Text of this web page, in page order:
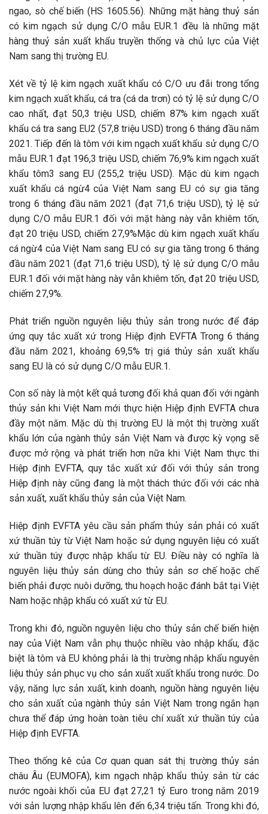
ngao, sò chế biến (HS 1605.56). Những mặt hàng thuỷ sản
có kim ngạch sử dụng C/O mẫu EUR.1 đều là những mặt
hàng thuỷ sản xuất khẩu truyền thống và chủ lực của Việt
Nam sang thị trường EU.
Xét về tỷ lệ kim ngạch xuất khẩu có C/O ưu đãi trong tổng
kim ngạch xuất khẩu, cá tra (cá da trơn) có tỷ lệ sử dụng C/O
cao nhất, đạt 50,3 triệu USD, chiếm 87% kim ngạch xuất
khẩu cá tra sang EU2 (57,8 triệu USD) trong 6 tháng đầu năm
2021. Tiếp đến là tôm với kim ngạch xuất khẩu sử dụng C/O
mẫu EUR.1 đạt 196,3 triệu USD, chiếm 76,9% kim ngạch xuất
khẩu tôm3 sang EU (255,2 triệu USD). Mặc dù kim ngạch
xuất khẩu cá ngừ4 của Việt Nam sang EU có sự gia tăng
trong 6 tháng đầu năm 2021 (đạt 71,6 triệu USD), tỷ lệ sử
dụng C/O mẫu EUR.1 đối với mặt hàng này vẫn khiêm tốn,
đạt 20 triệu USD, chiếm 27,9%Mặc dù kim ngạch xuất khẩu
cá ngừ4 của Việt Nam sang EU có sự gia tăng trong 6 tháng
đầu năm 2021 (đạt 71,6 triệu USD), tỷ lệ sử dụng C/O mẫu
EUR.1 đối với mặt hàng này vẫn khiêm tốn, đạt 20 triệu USD,
chiếm 27,9%.
Phát triển nguồn nguyên liệu thủy sản trong nước để đáp
ứng quy tắc xuất xứ trong Hiệp định EVFTA Trong 6 tháng
đầu năm 2021, khoảng 69,5% trị giá thủy sản xuất khẩu
sang EU là có sử dụng C/O mẫu EUR.1.
Con số này là một kết quả tương đối khả quan đối với ngành
thủy sản khi Việt Nam mới thực hiện Hiệp định EVFTA chưa
đầy một năm. Mặc dù thị trường EU là một thị trường xuất
khẩu lớn của ngành thủy sản Việt Nam và được kỳ vọng sẽ
được mở rộng và phát triển hơn nữa khi Việt Nam thực thi
Hiệp định EVFTA, quy tắc xuất xứ đối với thủy sản trong
Hiệp định này cũng đang là một thách thức đối với các nhà
sản xuất, xuất khẩu thủy sản của Việt Nam.
Hiệp định EVFTA yêu cầu sản phẩm thủy sản phải có xuất
xứ thuần túy từ Việt Nam hoặc sử dụng nguyên liệu có xuất
xứ thuần túy được nhập khẩu từ EU. Điều này có nghĩa là
nguyên liệu thủy sản dùng cho thủy sản sơ chế hoặc chế
biến phải được nuôi dưỡng, thu hoạch hoặc đánh bắt tại Việt
Nam hoặc nhập khẩu có xuất xứ từ EU.
Trong khi đó, nguồn nguyên liệu cho thủy sản chế biến hiện
nay của Việt Nam vẫn phụ thuộc nhiều vào nhập khẩu, đặc
biệt là tôm và EU không phải là thị trường nhập khẩu nguyên
liệu thủy sản phục vụ cho sản xuất xuất khẩu trong nước. Do
vậy, năng lực sản xuất, kinh doanh, nguồn hàng nguyên liệu
cho sản xuất của ngành thủy sản Việt Nam trong ngắn hạn
chưa thể đáp ứng hoàn toàn tiêu chí xuất xứ thuần túy của
Hiệp định EVFTA.
Theo thống kê của Cơ quan quan sát thị trường thủy sản
châu Âu (EUMOFA), kim ngạch nhập khẩu thủy sản từ các
nước ngoài khối của EU đạt 27,21 tỷ Euro trong năm 2019
với sản lượng nhập khẩu lên đến 6,34 triệu tấn. Trong khi đó,